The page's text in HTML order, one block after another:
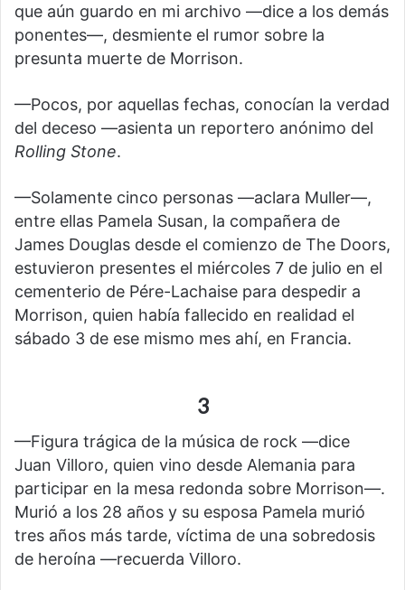
que aún guardo en mi archivo —dice a los demás
ponentes—, desmiente el rumor sobre la
presunta muerte de Morrison.
—Pocos, por aquellas fechas, conocían la verdad
del deceso —asienta un reportero anónimo del
Rolling Stone.
—Solamente cinco personas —aclara Muller—,
entre ellas Pamela Susan, la compañera de
James Douglas desde el comienzo de The Doors,
estuvieron presentes el miércoles 7 de julio en el
cementerio de Pére-Lachaise para despedir a
Morrison, quien había fallecido en realidad el
sábado 3 de ese mismo mes ahí, en Francia.
3
—Figura trágica de la música de rock —dice
Juan Villoro, quien vino desde Alemania para
participar en la mesa redonda sobre Morrison—.
Murió a los 28 años y su esposa Pamela murió
tres años más tarde, víctima de una sobredosis
de heroína —recuerda Villoro.